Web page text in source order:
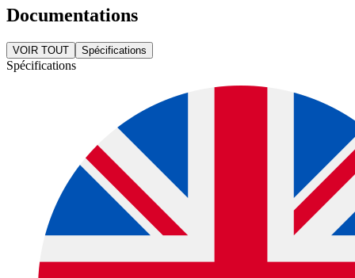
Documentations
VOIR TOUT Spécifications
Spécifications